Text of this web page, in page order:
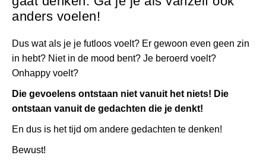
anders voelen!
Dus wat als je je futloos voelt? Er gewoon even geen zin
in hebt? Niet in de mood bent? Je beroerd voelt?
Onhappy voelt?
Die gevoelens ontstaan niet vanuit het niets! Die
ontstaan vanuit de gedachten die je denkt!
En dus is het tijd om andere gedachten te denken!
Bewust!